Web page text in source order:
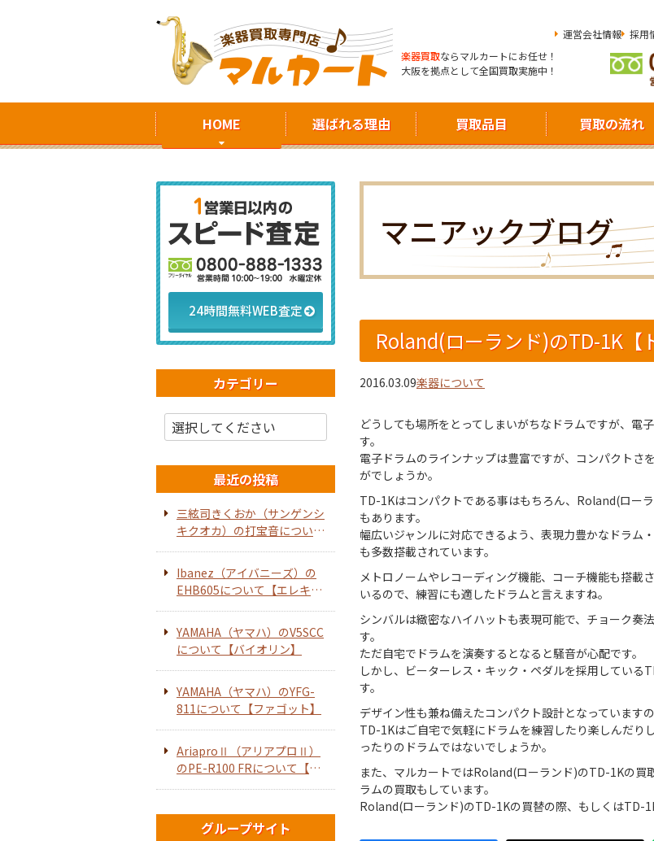
楽器買取ならマルカートにお任せ！
大阪を拠点として全国買取実施中！
運営会社情報 採用
HOME 選ばれる理由 買取品目 買取の流れ
マニアックブログ
Roland(ローランド)のTD-1K【
2016.03.09楽器について
どうしても場所をとってしまいがちなドラムですが、電
す。
電子ドラムのラインナップは豊富ですが、コンパクト
がでしょうか。
TD-1Kはコンパクトである事はもちろん、Roland(ロー
もあります。
幅広いジャンルに対応できるよう、表現力豊かなドラム
も多数搭載されています。
メトロノームやレコーディング機能、コーチ機能も搭載
いるので、練習にも適したドラムと言えますね。
シンバルは緻密なハイハットも表現可能で、チョーク奏
す。
ただ自宅でドラムを演奏するとなると騒音が心配です。
しかし、ビーターレス・キック・ペダルを採用してい
す。
デザイン性も兼ね備えたコンパクト設計となっています
TD-1Kはご自宅で気軽にドラムを練習したり楽しんだり
ったりのドラムではないでしょうか。
また、マルカートではRoland(ローランド)のTD-1Kの買
ラムの買取もしています。
Roland(ローランド)のTD-1Kの買替の際、もしくはTD-
24時間無料WEB査定
カテゴリー
最近の投稿
三絃司きくおか（サンゲンシ
キクオカ）の打宝音について
【ホーンスピーカー】
Ibanez（アイバニーズ）の
EHB605について【エレキベ
ース】
YAMAHA（ヤマハ）のV5SCC
について【バイオリン】
YAMAHA（ヤマハ）のYFG-
811について【ファゴット】
AriaproⅡ（アリアプロⅡ）
のPE-R100 FRについて【エ
レキギター】
グループサイト